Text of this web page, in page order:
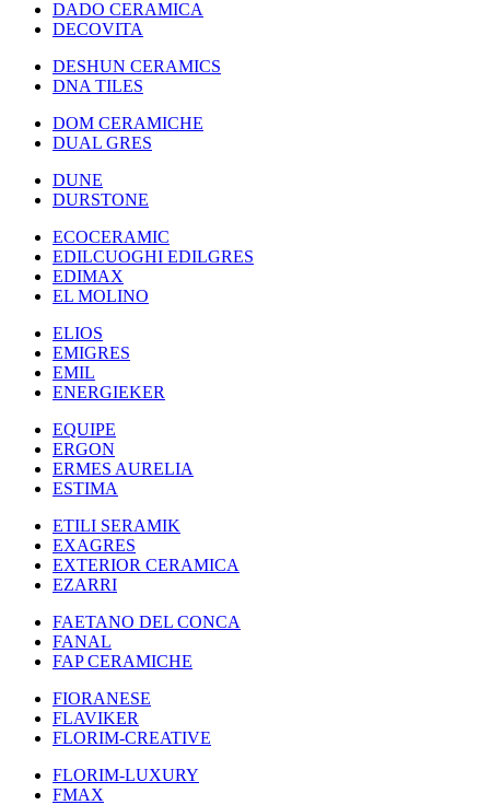
DADO CERAMICA
DECOVITA
DESHUN CERAMICS
DNA TILES
DOM CERAMICHE
DUAL GRES
DUNE
DURSTONE
ECOCERAMIC
EDILCUOGHI EDILGRES
EDIMAX
EL MOLINO
ELIOS
EMIGRES
EMIL
ENERGIEKER
EQUIPE
ERGON
ERMES AURELIA
ESTIMA
ETILI SERAMIK
EXAGRES
EXTERIOR CERAMICA
EZARRI
FAETANO DEL CONCA
FANAL
FAP CERAMICHE
FIORANESE
FLAVIKER
FLORIM-CREATIVE
FLORIM-LUXURY
FMAX